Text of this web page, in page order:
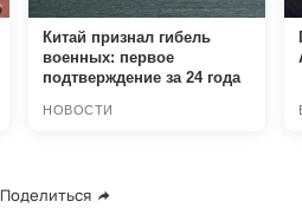
Поделиться